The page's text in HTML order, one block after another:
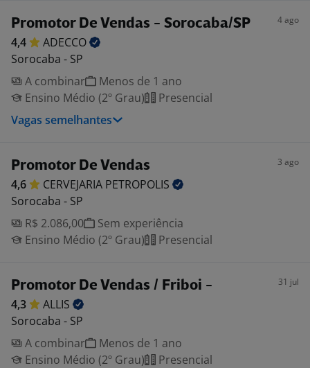
Promotor De Vendas - Sorocaba/SP 4 ago
4,4
ADECCO
Sorocaba - SP
A combinar
Menos de 1 ano
Ensino Médio (2º Grau)
Presencial
Vagas semelhantes
Promotor De Vendas 3 ago
4,6 CERVEJARIA PETROPOLIS
Sorocaba - SP
R$ 2.086,00
Sem experiência
Ensino Médio (2º Grau)
Presencial
Promotor De Vendas / Friboi - 31 jul
4,3
ALLIS
Sorocaba - SP
A combinar
Menos de 1 ano
Ensino Médio (2º Grau)
Presencial